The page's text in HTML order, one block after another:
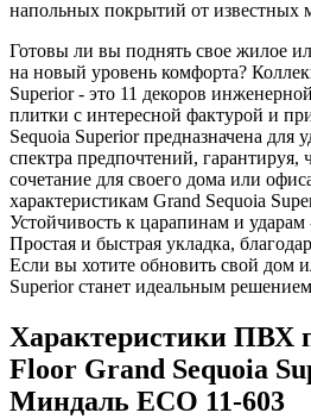
напольных покрытий от известных
Готовы ли вы поднять свое жилое
на новый уровень комфорта?
Superior - это 11 декоров
плитки с интересной фактурой и
Sequoia Superior предназначена для
спектра предпочтений, гарантируя,
сочетание для своего дома или
характеристикам Grand Sequoia
Устойчивость к царапинам и
Простая и быстрая укладка,
Если вы хотите обновить свой дом
Superior станет идеальным
Характеристики ПВХ
Floor Grand Sequoia
Миндаль ECO 11-603